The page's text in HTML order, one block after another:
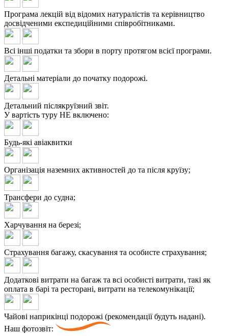
Програма лекцій від відомих натуралістів та керівництво
досвідченими експедиційними співробітниками.
Всі інші податки та збори в порту протягом всієї програми.
Детальні матеріали до початку подорожі.
Детальний післякруїзний звіт.
У вартість туру НЕ включено:
Будь-які авіаквитки
Організація наземних активностей до та після круїзу;
Трансфери до судна;
Харчування на березі;
Страхування багажу, скасування та особисте страхування;
Додаткові витрати на багаж та всі особисті витрати, такі як
оплата в барі та ресторані, витрати на телекомунікації;
Чайові наприкінці подорожі (рекомендації будуть надані).
Наш фотозвіт: